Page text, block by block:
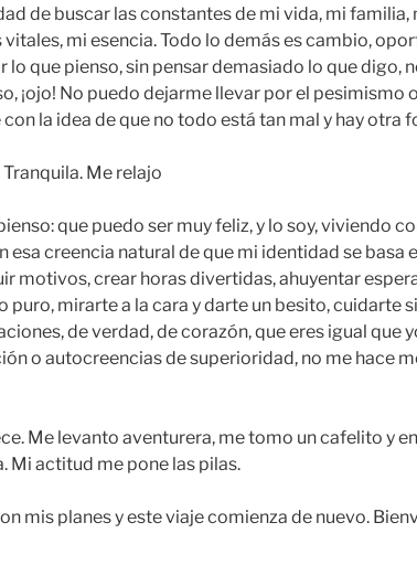
de buscar las constantes de mi vida, mi
vitales, mi esencia. Todo lo demás es cambio,
lo que pienso, sin pensar demasiado lo que digo,
¡ojo! No puedo dejarme llevar por el pesimismo
la idea de que no todo está tan mal y hay otra
Tranquila. Me relajo
que puedo ser muy feliz, y lo soy, viviendo
esa creencia natural de que mi identidad se
motivos, crear horas divertidas, ahuyentar
puro, mirarte a la cara y darte un besito, cuidarte
de verdad, de corazón, que eres igual que
o autocreencias de superioridad, no me hace
Me levanto aventurera, me tomo un cafelito y
Mi actitud me pone las pilas.
mis planes y este viaje comienza de nuevo.